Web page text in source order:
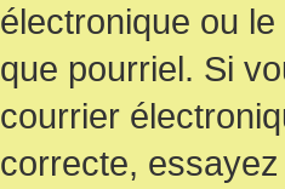
électronique ou
que pourriel. Si
courrier
correcte,